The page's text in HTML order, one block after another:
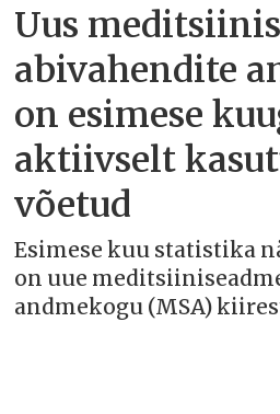
Uus
abivahendite
on esimese
aktiivselt
võetud
Esimese kuu statistika
on uue
andmekogu (MSA)